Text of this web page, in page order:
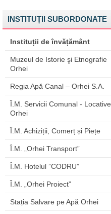
INSTITUȚII SUBORDONATE
Instituții de învățământ
Muzeul de Istorie şi Etnografie
Orhei
Regia Apă Canal – Orhei S.A.
Î.M. Servicii Comunal - Locative
Orhei
Î.M. Achiziții, Comerț și Piețe
Î.M. „Orhei Transport”
Î.M. Hotelul ”CODRU”
Î.M. „Orhei Proiect”
Stația Salvare pe Apă Orhei